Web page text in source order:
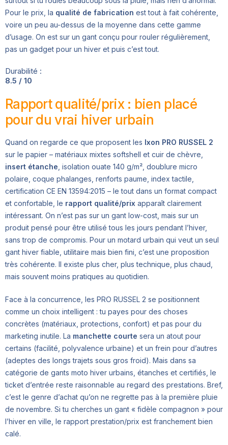
Pour le prix, la qualité de fabrication est tout à fait cohérente,
voire un peu au-dessus de la moyenne dans cette gamme
d’usage. On est sur un gant conçu pour rouler régulièrement,
pas un gadget pour un hiver et puis c’est tout.
Durabilité :
8.5 / 10
Rapport qualité/prix : bien placé
pour du vrai hiver urbain
Quand on regarde ce que proposent les Ixon PRO RUSSEL 2
sur le papier – matériaux mixtes softshell et cuir de chèvre,
insert étanche, isolation ouate 140 g/m², doublure micro
polaire, coque phalanges, renforts paume, index tactile,
certification CE EN 13594:2015 – le tout dans un format compact
et confortable, le rapport qualité/prix apparaît clairement
intéressant. On n’est pas sur un gant low-cost, mais sur un
produit pensé pour être utilisé tous les jours pendant l’hiver,
sans trop de compromis. Pour un motard urbain qui veut un seul
gant hiver fiable, utilitaire mais bien fini, c’est une proposition
très cohérente. Il existe plus cher, plus technique, plus chaud,
mais souvent moins pratiques au quotidien.
Face à la concurrence, les PRO RUSSEL 2 se positionnent
comme un choix intelligent : tu payes pour des choses
concrètes (matériaux, protections, confort) et pas pour du
marketing inutile. La manchette courte sera un atout pour
certains (facilité, polyvalence urbaine) et un frein pour d’autres
(adeptes des longs trajets sous gros froid). Mais dans sa
catégorie de gants moto hiver urbains, étanches et certifiés, le
ticket d’entrée reste raisonnable au regard des prestations. Bref,
c’est le genre d’achat qu’on ne regrette pas à la première pluie
de novembre. Si tu cherches un gant « fidèle compagnon » pour
l’hiver en ville, le rapport prestation/prix est franchement bien
calé.